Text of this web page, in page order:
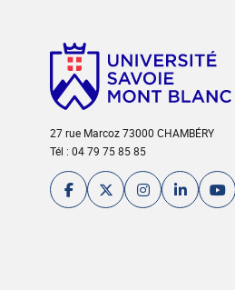
27 rue Marcoz 73000 CHAMBÉRY
Tél : 04 79 75 85 85